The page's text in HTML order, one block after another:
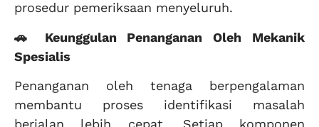
prosedur pemeriksaan menyeluruh.
🚗 Keunggulan Penanganan Oleh Mekanik
Spesialis
Penanganan oleh tenaga berpengalaman
membantu proses identifikasi masalah
berjalan lebih cepat. Setiap komponen